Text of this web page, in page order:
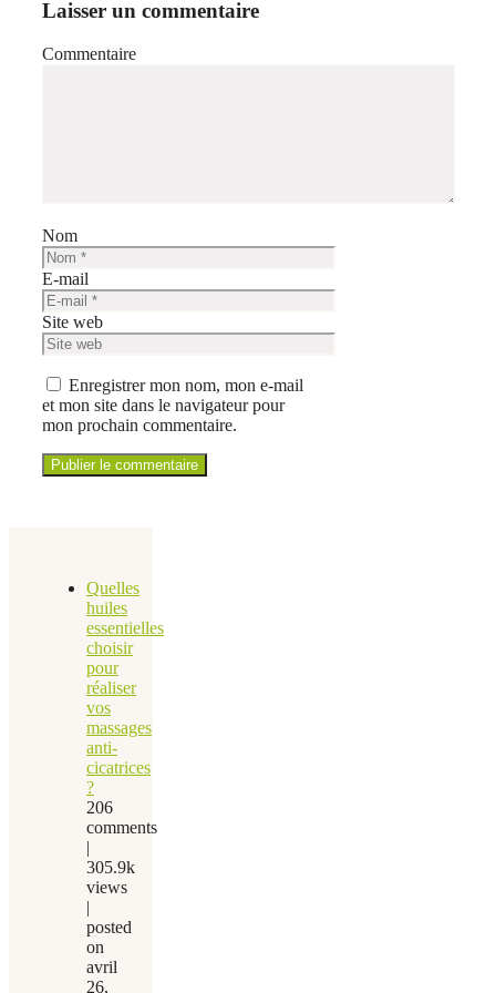
Laisser un commentaire
Commentaire
Nom
E-mail
Site web
Enregistrer mon nom, mon e-mail
et mon site dans le navigateur pour
mon prochain commentaire.
Quelles
huiles
essentielles
choisir
pour
réaliser
vos
massages
anti-
cicatrices
?
206
comments
|
305.9k
views
|
posted
on
avril
26,